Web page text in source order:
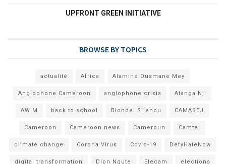
UPFRONT GREEN INITIATIVE
BROWSE BY TOPICS
actualité Africa Alamine Ousmane Mey
Anglophone Cameroon anglophone crisis Atanga Nji
AWIM back to school Blondel Silenou CAMASEJ
Cameroon Cameroon news Cameroun Camtel
climate change Corona Virus Covid-19 DefyHateNow
digital transformation Dion Ngute Elecam elections